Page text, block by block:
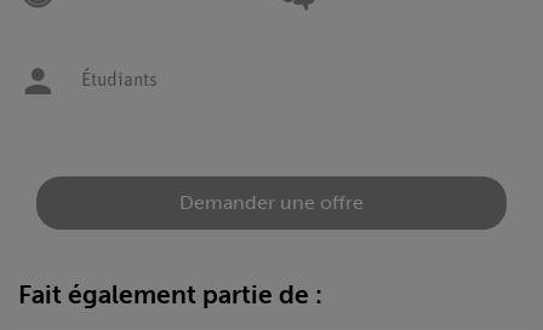
Étudiants
Demander une offre
Fait également partie de :